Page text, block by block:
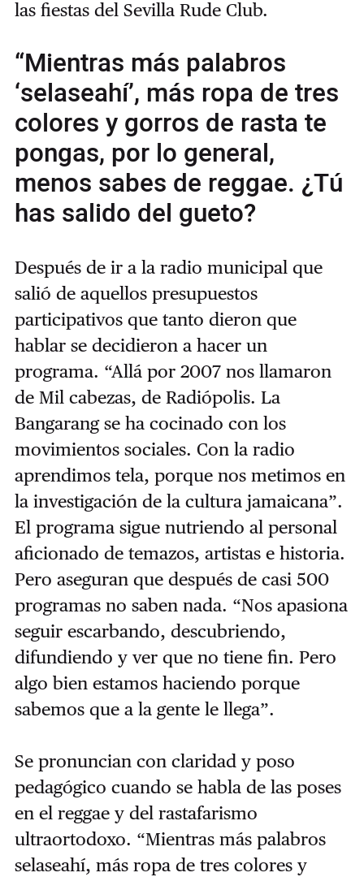
las fiestas del Sevilla Rude Club.
“Mientras más palabros
‘selaseahí’, más ropa de tres
colores y gorros de rasta te
pongas, por lo general,
menos sabes de reggae. ¿Tú
has salido del gueto?
Después de ir a la radio municipal que
salió de aquellos presupuestos
participativos que tanto dieron que
hablar se decidieron a hacer un
programa. “Allá por 2007 nos llamaron
de Mil cabezas, de Radiópolis. La
Bangarang se ha cocinado con los
movimientos sociales. Con la radio
aprendimos tela, porque nos metimos en
la investigación de la cultura jamaicana”.
El programa sigue nutriendo al personal
aficionado de temazos, artistas e historia.
Pero aseguran que después de casi 500
programas no saben nada. “Nos apasiona
seguir escarbando, descubriendo,
difundiendo y ver que no tiene fin. Pero
algo bien estamos haciendo porque
sabemos que a la gente le llega”.
Se pronuncian con claridad y poso
pedagógico cuando se habla de las poses
en el reggae y del rastafarismo
ultraortodoxo. “Mientras más palabros
selaseahí, más ropa de tres colores y